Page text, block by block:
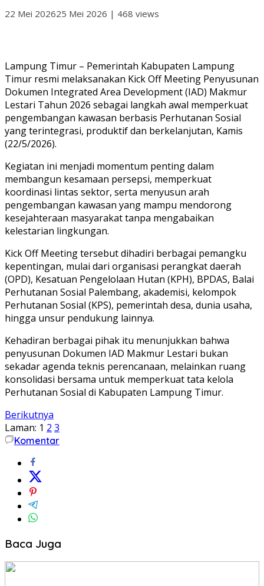
22 Mei 202625 Mei 2026 | 468 views
Lampung Timur – Pemerintah Kabupaten Lampung
Timur resmi melaksanakan Kick Off Meeting Penyusunan
Dokumen Integrated Area Development (IAD) Makmur
Lestari Tahun 2026 sebagai langkah awal memperkuat
pengembangan kawasan berbasis Perhutanan Sosial
yang terintegrasi, produktif dan berkelanjutan, Kamis
(22/5/2026).
Kegiatan ini menjadi momentum penting dalam
membangun kesamaan persepsi, memperkuat
koordinasi lintas sektor, serta menyusun arah
pengembangan kawasan yang mampu mendorong
kesejahteraan masyarakat tanpa mengabaikan
kelestarian lingkungan.
Kick Off Meeting tersebut dihadiri berbagai pemangku
kepentingan, mulai dari organisasi perangkat daerah
(OPD), Kesatuan Pengelolaan Hutan (KPH), BPDAS, Balai
Perhutanan Sosial Palembang, akademisi, kelompok
Perhutanan Sosial (KPS), pemerintah desa, dunia usaha,
hingga unsur pendukung lainnya.
Kehadiran berbagai pihak itu menunjukkan bahwa
penyusunan Dokumen IAD Makmur Lestari bukan
sekadar agenda teknis perencanaan, melainkan ruang
konsolidasi bersama untuk memperkuat tata kelola
Perhutanan Sosial di Kabupaten Lampung Timur.
Berikutnya
Laman: 1 2 3
Komentar
Baca Juga